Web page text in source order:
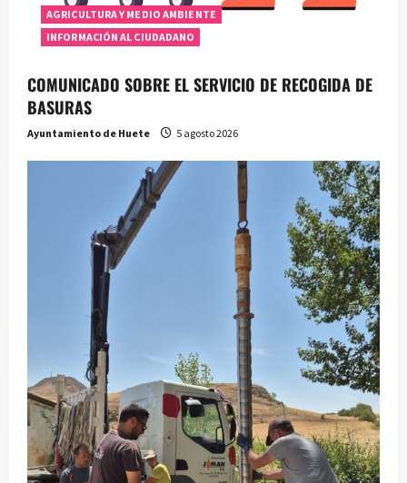
AGRICULTURA Y MEDIO AMBIENTE
INFORMACIÓN AL CIUDADANO
COMUNICADO SOBRE EL SERVICIO DE RECOGIDA DE
BASURAS
Ayuntamiento de Huete 5 agosto 2026